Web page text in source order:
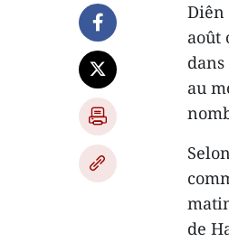
Diên
août
au
de